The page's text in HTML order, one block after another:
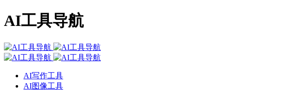
AI工具导航
AI写作工具
AI图像工具